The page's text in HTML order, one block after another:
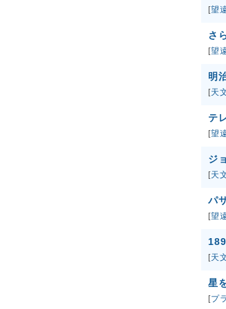
[望
さ
[望
明
[天
テ
[望
ジ
[天
パ
[望
[天
星
[プ